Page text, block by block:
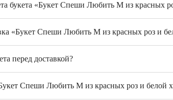
букета «Букет Спеши Любить M из красных
«Букет Спеши Любить M из красных роз и
перед доставкой?
Спеши Любить M из красных роз и белой